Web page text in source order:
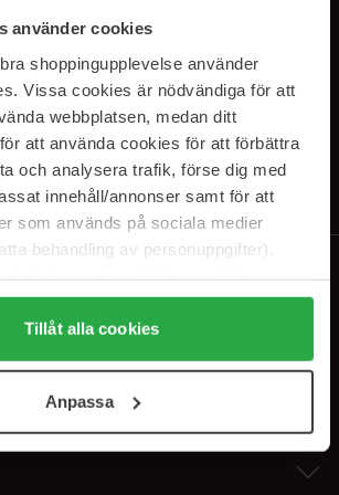
använder cookies
shoppingupplevelse använder
Vissa cookies är nödvändiga för att
webbplatsen, medan ditt
att använda cookies för att förbättra
och analysera trafik, förse dig med
innehåll/annonser samt för att
som används på sociala medier
behandling av personuppgifter).
på "Tillåt alla cookies" accepterar du
du under "Detaljer" kan anpassa
Du kan när som helst återkalla
Tillåt alla cookies
Anpassa
TO OUR
tietosuojakäytäntömme. Peruuta tilaus milloin